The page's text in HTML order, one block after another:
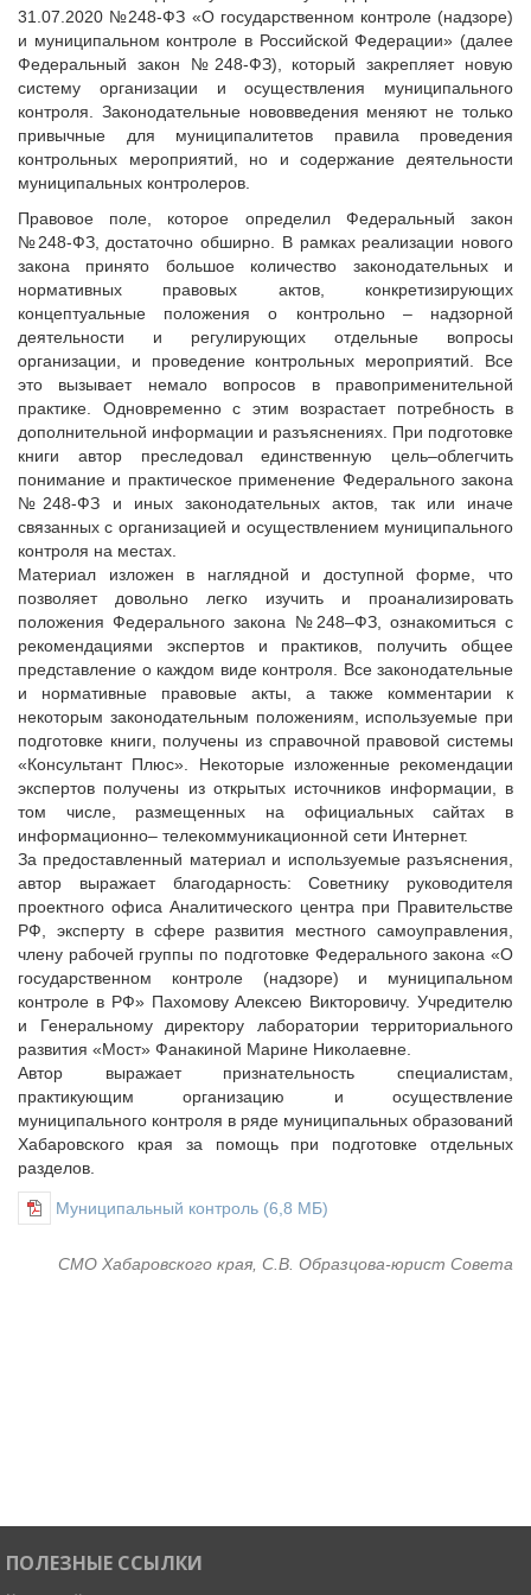
Конкурсы Совета
Семинары Совета
Издания Совета
Вопрос-ответ
ОКМО
Информационный бюллетень МСУ
НАСЕЛЕНИЕ И МСУ
ТОС
Лучшие практики ТОС
Исполнительная дирекция
Ревизионная комиссия
Палаты Совета
Комитеты Совета
Правление Совета
Обработка персональных данных
Партнеры Совета
Полезные ссылки
Инвестиционные порталы муниципальных образований
Контактная информация
НОВОСТИ
СМИ о нас
МЕТОДИЧЕСКИЙ РАЗДЕЛ
Опыт регионов
Методические материалы
Опыт муниципалитетов
Судебная практика
Мнение специалиста
Конкурсы Совета
Семинары Совета
Издания Совета
Вопрос-ответ
ВАРМСУ
Новости ВАРМСУ
НАСЕЛЕНИЕ И МСУ
Новости ТОС
Лучшие практики ТОС
ЮРИДИЧЕСКИЙ СОВЕТ
Новости юридического совета
31.07.2020 №248-ФЗ «О государственном контроле (надзоре)
и муниципальном контроле в Российской Федерации» (далее
Федеральный закон №248-ФЗ), который закрепляет новую
систему организации и осуществления муниципального
контроля. Законодательные нововведения меняют не только
привычные для муниципалитетов правила проведения
контрольных мероприятий, но и содержание деятельности
муниципальных контролеров.
Правовое поле, которое определил Федеральный закон
№248-ФЗ, достаточно обширно. В рамках реализации нового
закона принято большое количество законодательных и
нормативных правовых актов, конкретизирующих
концептуальные положения о контрольно – надзорной
деятельности и регулирующих отдельные вопросы
организации, и проведение контрольных мероприятий. Все
это вызывает немало вопросов в правоприменительной
практике. Одновременно с этим возрастает потребность в
дополнительной информации и разъяснениях. При подготовке
книги автор преследовал единственную цель–облегчить
понимание и практическое применение Федерального закона
№248-ФЗ и иных законодательных актов, так или иначе
связанных с организацией и осуществлением муниципального
контроля на местах.
Материал изложен в наглядной и доступной форме, что
позволяет довольно легко изучить и проанализировать
положения Федерального закона №248–ФЗ, ознакомиться с
рекомендациями экспертов и практиков, получить общее
представление о каждом виде контроля. Все законодательные
и нормативные правовые акты, а также комментарии к
некоторым законодательным положениям, используемые при
подготовке книги, получены из справочной правовой системы
«Консультант Плюс». Некоторые изложенные рекомендации
экспертов получены из открытых источников информации, в
том числе, размещенных на официальных сайтах в
информационно– телекоммуникационной сети Интернет.
За предоставленный материал и используемые разъяснения,
автор выражает благодарность: Советнику руководителя
проектного офиса Аналитического центра при Правительстве
РФ, эксперту в сфере развития местного самоуправления,
члену рабочей группы по подготовке Федерального закона «О
государственном контроле (надзоре) и муниципальном
контроле в РФ» Пахомову Алексею Викторовичу. Учредителю
и Генеральному директору лаборатории территориального
развития «Мост» Фанакиной Марине Николаевне.
Автор выражает признательность специалистам,
практикующим организацию и осуществление
муниципального контроля в ряде муниципальных образований
Хабаровского края за помощь при подготовке отдельных
разделов.
Муниципальный контроль (6,8 МБ)
СМО Хабаровского края, С.В. Образцова-юрист Совета
ПОЛЕЗНЫЕ ССЫЛКИ